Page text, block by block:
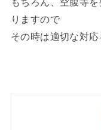
りますので
その時は適切な対